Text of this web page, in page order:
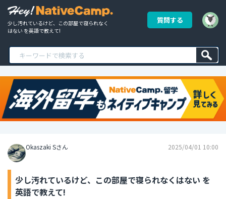
少し汚れているけど、この部屋で寝られなく
はない を英語で教えて!
質問する
Okaszaki Sさん 2025/04/01 10:00
少し汚れているけど、この部屋で寝られなくはない を
英語で教えて!